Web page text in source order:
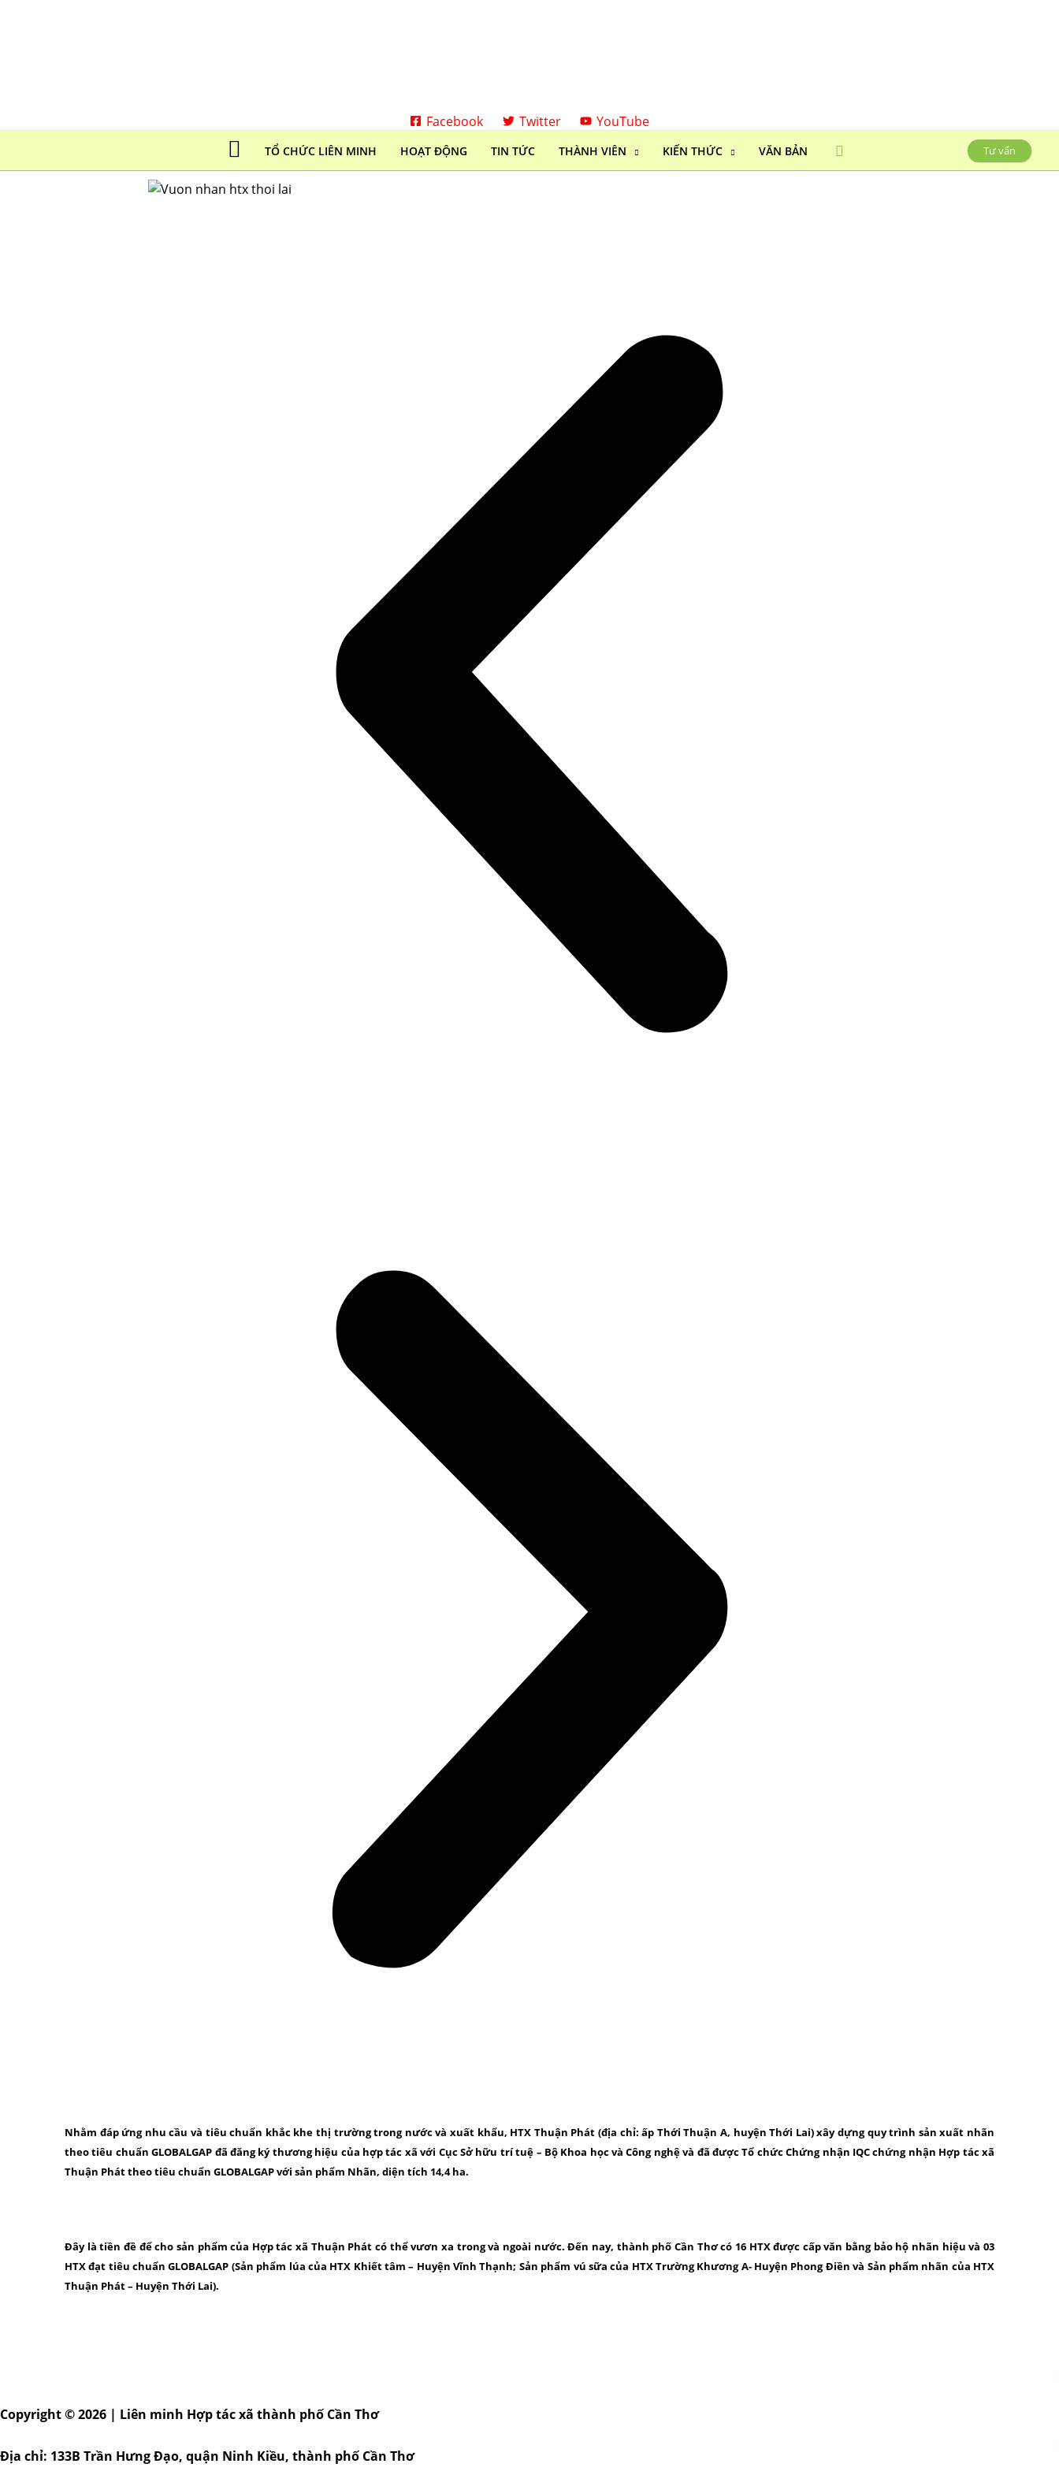
Facebook Twitter YouTube
TỔ CHỨC LIÊN MINH HOẠT ĐỘNG TIN TỨC THÀNH VIÊN KIẾN THỨC VĂN BẢN Tư vấn
Nhằm đáp ứng nhu cầu và tiêu chuẩn khắc khe thị trường trong nước và xuất khẩu, HTX Thuận Phát (địa chỉ: ấp Thới Thuận A, huyện Thới Lai) xây dựng quy trình sản xuất nhãn
theo tiêu chuẩn GLOBALGAP đã đăng ký thương hiệu của hợp tác xã với Cục Sở hữu trí tuệ – Bộ Khoa học và Công nghệ và đã được Tổ chức Chứng nhận IQC chứng nhận Hợp tác xã
Thuận Phát theo tiêu chuẩn GLOBALGAP với sản phẩm Nhãn, diện tích 14,4 ha.
Đây là tiền đề để cho sản phẩm của Hợp tác xã Thuận Phát có thể vươn xa trong và ngoài nước. Đến nay, thành phố Cần Thơ có 16 HTX được cấp văn bằng bảo hộ nhãn hiệu và 03
HTX đạt tiêu chuẩn GLOBALGAP (Sản phẩm lúa của HTX Khiết tâm – Huyện Vĩnh Thạnh; Sản phẩm vú sữa của HTX Trường Khương A- Huyện Phong Điền và Sản phẩm nhãn của HTX
Thuận Phát – Huyện Thới Lai).
Copyright © 2026 | Liên minh Hợp tác xã thành phố Cần Thơ
Địa chỉ: 133B Trần Hưng Đạo, quận Ninh Kiều, thành phố Cần Thơ